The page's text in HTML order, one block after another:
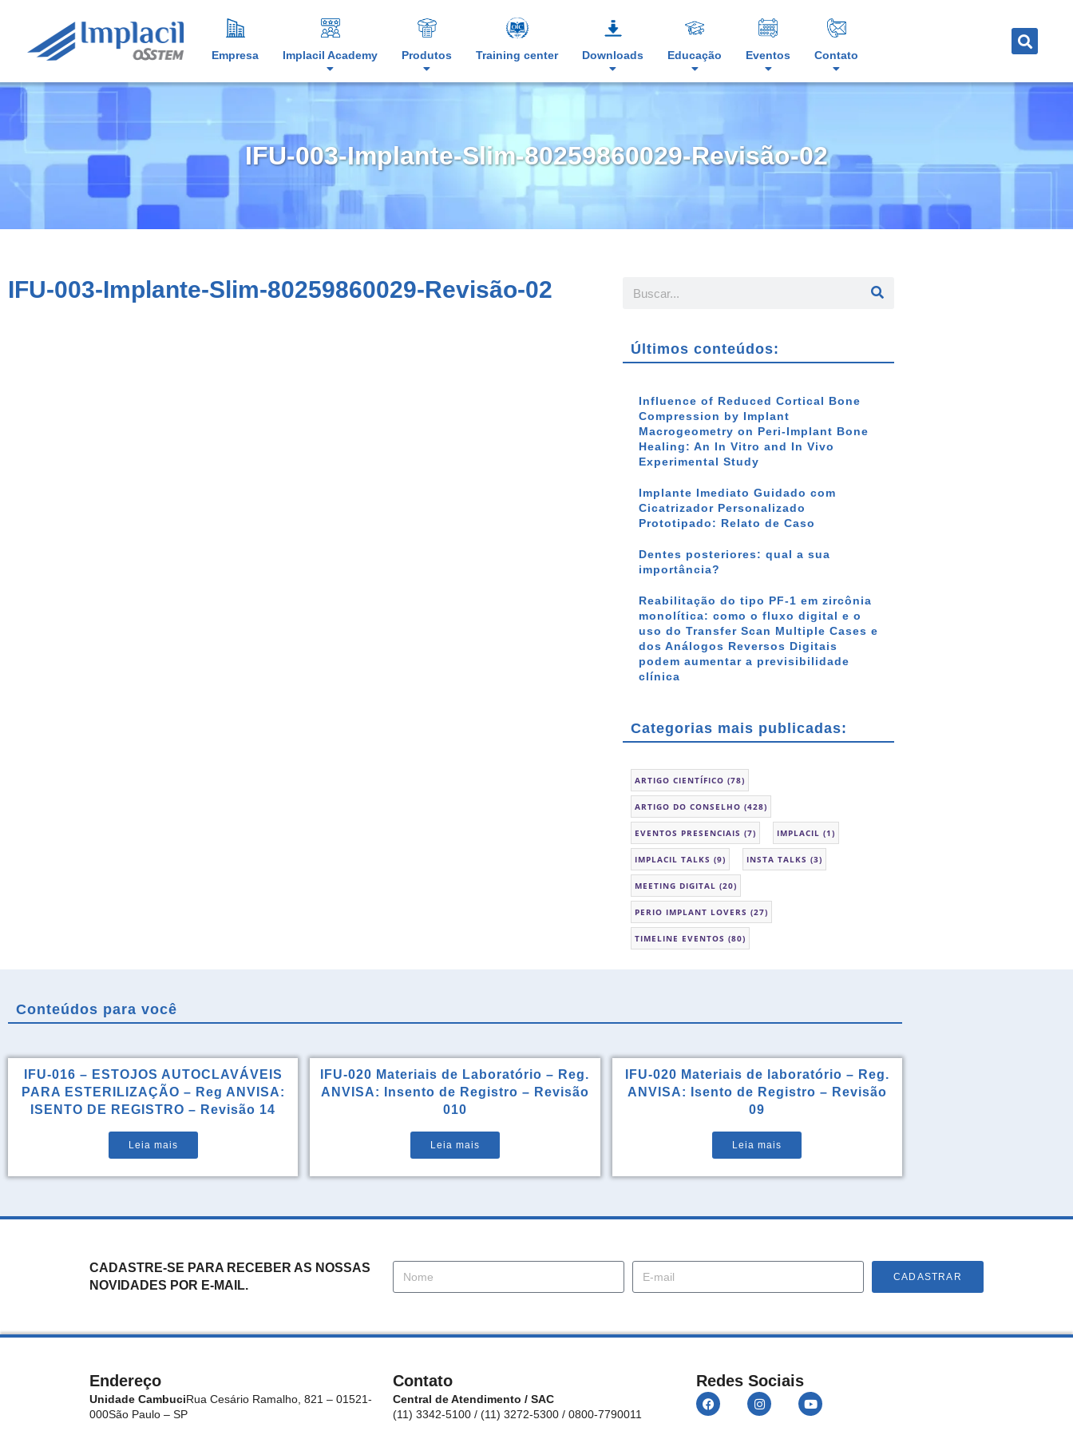
Empresa Implacil Academy Produtos Training center Downloads Educação Eventos Contato
IFU-003-Implante-Slim-80259860029-Revisão-02
IFU-003-Implante-Slim-80259860029-Revisão-02
Últimos conteúdos:
Influence of Reduced Cortical Bone
Compression by Implant
Macrogeometry on Peri-Implant Bone
Healing: An In Vitro and In Vivo
Experimental Study
Implante Imediato Guidado com
Cicatrizador Personalizado
Prototipado: Relato de Caso
Dentes posteriores: qual a sua
importância?
Reabilitação do tipo PF-1 em zircônia
monolítica: como o fluxo digital e o
uso do Transfer Scan Multiple Cases e
dos Análogos Reversos Digitais
podem aumentar a previsibilidade
clínica
Categorias mais publicadas:
ARTIGO CIENTÍFICO (78)
ARTIGO DO CONSELHO (428)
EVENTOS PRESENCIAIS (7) IMPLACIL (1)
IMPLACIL TALKS (9) INSTA TALKS (3)
MEETING DIGITAL (20)
PERIO IMPLANT LOVERS (27)
TIMELINE EVENTOS (80)
Conteúdos para você
IFU-016 – ESTOJOS AUTOCLAVÁVEIS
PARA ESTERILIZAÇÃO – Reg ANVISA:
ISENTO DE REGISTRO – Revisão 14
Leia mais
IFU-020 Materiais de Laboratório – Reg.
ANVISA: Insento de Registro – Revisão
010
Leia mais
IFU-020 Materiais de laboratório – Reg.
ANVISA: Isento de Registro – Revisão
09
Leia mais
CADASTRE-SE PARA RECEBER AS NOSSAS
NOVIDADES POR E-MAIL.
CADASTRAR
Endereço
Unidade CambuciRua Cesário Ramalho, 821 – 01521-
000São Paulo – SP
Contato
Central de Atendimento / SAC
(11) 3342-5100 / (11) 3272-5300 / 0800-7790011
Redes Sociais